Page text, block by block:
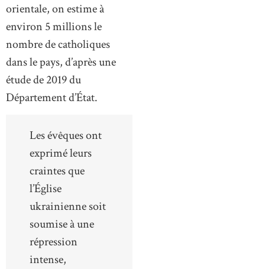
orientale, on estime à
environ 5 millions le
nombre de catholiques
dans le pays, d’après une
étude de 2019 du
Département d’État.
Les évêques ont
exprimé leurs
craintes que
l’Église
ukrainienne soit
soumise à une
répression
intense,